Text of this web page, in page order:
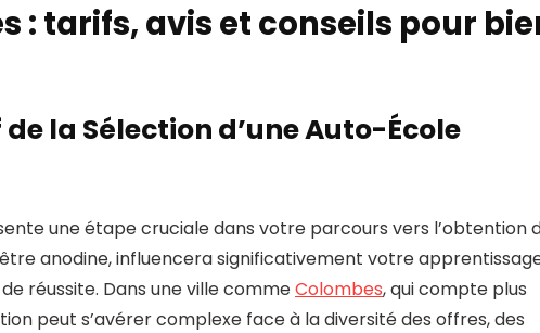
: tarifs, avis et conseils pour
la Sélection d’une Auto-École
une étape cruciale dans votre parcours vers l’obtention
anodine, influencera significativement votre
réussite. Dans une ville commeColombes, qui compte plus
peut s’avérer complexe face à la diversité des offres, des